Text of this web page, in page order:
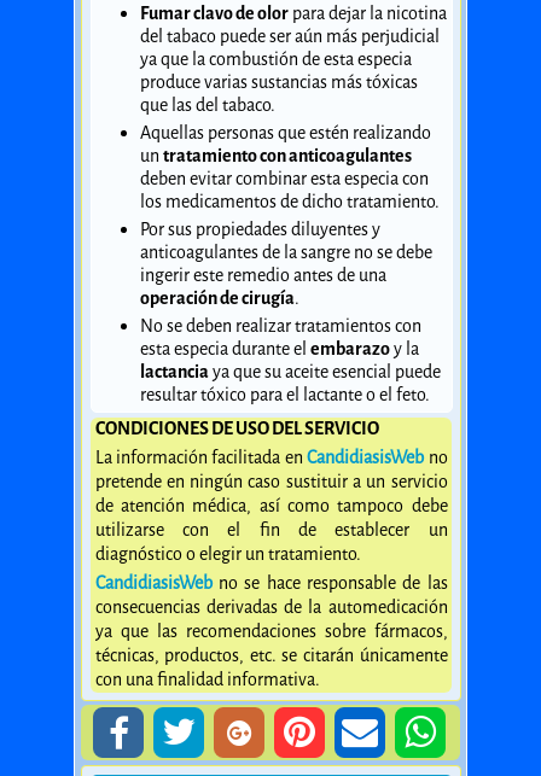
Fumar clavo de olorpara dejar la nicotina
del tabaco puede ser aún más perjudicial
ya que la combustión de esta especia
produce varias sustancias más tóxicas
que las del tabaco.
Aquellas personas que estén realizando
un tratamiento con anticoagulantes
deben evitar combinar esta especia con
los medicamentos de dicho tratamiento.
Por sus propiedades diluyentes y
anticoagulantes de la sangre no se debe
ingerir este remedio antes de una
operación de cirugía.
No se deben realizar tratamientos con
esta especia durante el embarazoy la
lactanciaya que su aceite esencial puede
resultar tóxico para el lactante o el feto.
CONDICIONES DE USO DEL SERVICIO
La información facilitada enCandidiasisWebno
pretende en ningún caso sustituir a un servicio
de atención médica, así como tampoco debe
utilizarse con el fin de establecer un
diagnóstico o elegir un tratamiento.
CandidiasisWebno se hace responsable de las
consecuencias derivadas de la automedicación
ya que las recomendaciones sobre fármacos,
técnicas, productos, etc. se citarán únicamente
con una finalidad informativa.